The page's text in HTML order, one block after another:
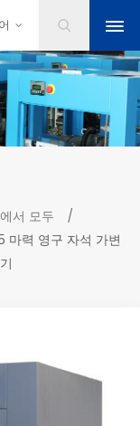
서 모두
/
마력 영구 자석 가변